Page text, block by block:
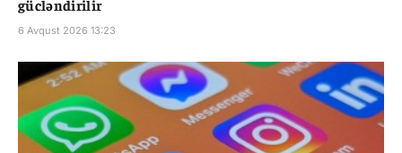
gücləndirilir
6 Avqust 2026 13:23